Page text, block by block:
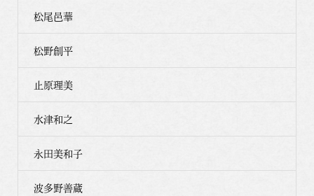
松尾邑華
松野創平
止原理美
水津和之
永田美和子
波多野善蔵